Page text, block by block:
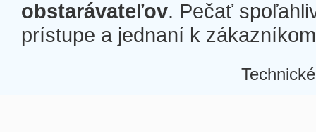
obstarávateľov. Pečať
prístupe a jednaní k